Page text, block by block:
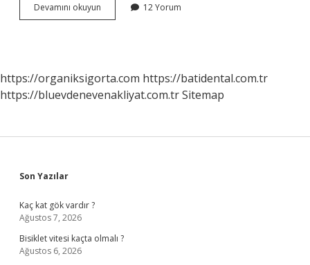
Devamını okuyun Çalıkuşu
Kaç
12 Yorum
https://organiksigorta.com https://batidental.com.tr
https://bluevdenevenakliyat.com.trSitemap
Sidebar
Son Yazılar
Kaç kat gök vardır ?
Ağustos 7, 2026
Bisiklet vitesi kaçta olmalı ?
Ağustos 6, 2026